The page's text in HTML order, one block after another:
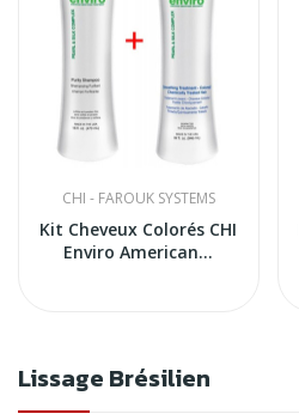
Lissage Brésilien
CHI - FAROUK SYSTEMS
Kit Cheveux Colorés CHI
Enviro American...